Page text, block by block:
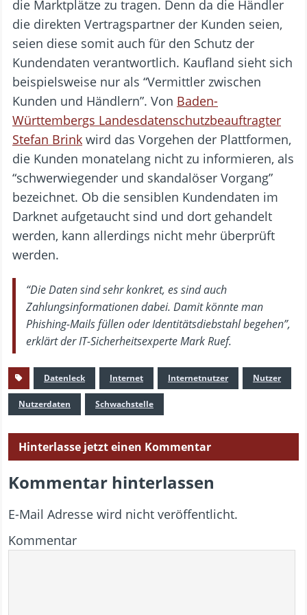
die Marktplätze zu tragen. Denn da die Händler
die direkten Vertragspartner der Kunden seien,
seien diese somit auch für den Schutz der
Kundendaten verantwortlich. Kaufland sieht sich
beispielsweise nur als “Vermittler zwischen
Kunden und Händlern”. Von Baden-
Württembergs Landesdatenschutzbeauftragter
Stefan Brink wird das Vorgehen der Plattformen,
die Kunden monatelang nicht zu informieren, als
“schwerwiegender und skandalöser Vorgang”
bezeichnet. Ob die sensiblen Kundendaten im
Darknet aufgetaucht sind und dort gehandelt
werden, kann allerdings nicht mehr überprüft
werden.
“Die Daten sind sehr konkret, es sind auch
Zahlungsinformationen dabei. Damit könnte man
Phishing-Mails füllen oder Identitätsdiebstahl begehen”,
erklärt der IT-Sicherheitsexperte Mark Ruef.
Datenleck Internet Internetnutzer Nutzer
Nutzerdaten Schwachstelle
Hinterlasse jetzt einen Kommentar
Kommentar hinterlassen
E-Mail Adresse wird nicht veröffentlicht.
Kommentar